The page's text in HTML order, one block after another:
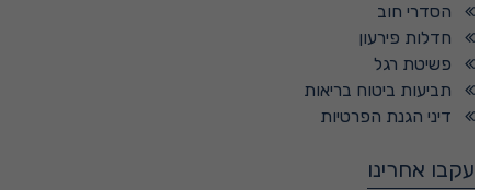
הסדרי חוב
חדלות פירעון
פשיטת רגל
תביעות ביטוח בריאות
דיני הגנת הפרטיות
עקבו אחרינו